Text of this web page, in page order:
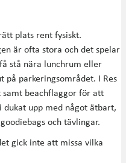
plats rent fysiskt.
är ofta stora och det spelar
stå nära lunchrum eller
på parkeringsområdet. I Res
beachflaggor för att
dukat upp med något ätbart,
och tävlingar.
gick inte att missa vilka